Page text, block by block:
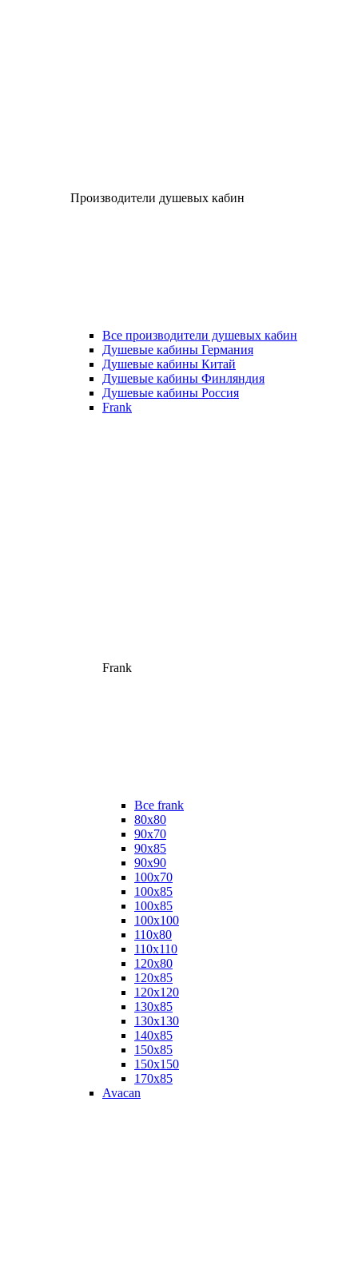
Производители душевых кабин
Все производители душевых кабин
Душевые кабины Германия
Душевые кабины Китай
Душевые кабины Финляндия
Душевые кабины Россия
Frank
Frank
Все frank
80х80
90х70
90х85
90х90
100х70
100х85
100х85
100х100
110х80
110х110
120х80
120х85
120х120
130х85
130х130
140х85
150х85
150х150
170х85
Avacan